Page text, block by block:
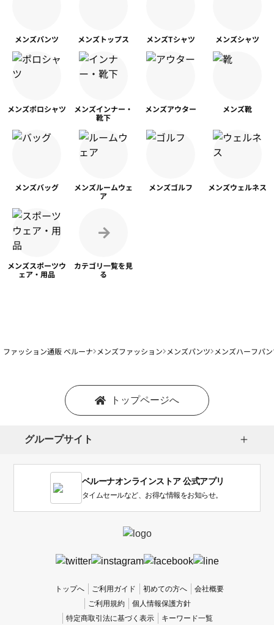
メンズパンツ メンズトップス メンズTシャツ メンズシャツ
メンズポロシャツ メンズインナー・
靴下
メンズアウター メンズ靴
メンズバッグ メンズルームウェ
ア
メンズゴルフ メンズウェルネス
メンズスポーツウ
ェア・用品
カテゴリ一覧を見
る
ファッション通販 ベルーナ メンズファッション メンズパンツ メンズハーフパ
トップページへ
グループサイト
ベルーナオンラインストア 公式アプリ
タイムセールなど、お得な情報をお知らせ。
トップへ ご利用ガイド 初めての方へ
会社概要
ご利用規約
個人情報保護方針
特定商取引法に基づく表示
キーワード一覧